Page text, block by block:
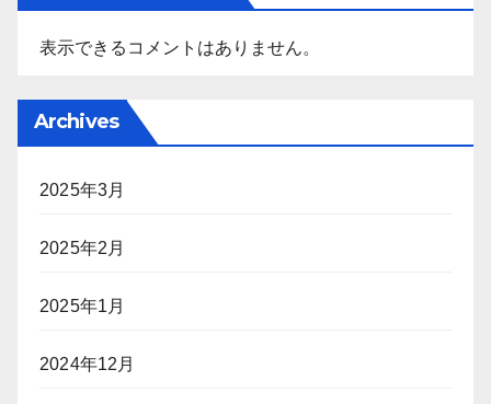
表示できるコメントはありません。
Archives
2025年3月
2025年2月
2025年1月
2024年12月